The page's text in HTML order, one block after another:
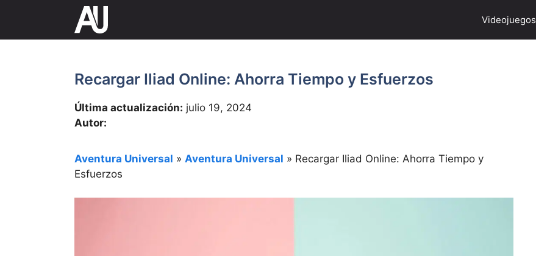
contenido
Videojuegos
Recargar Iliad Online: Ahorra Tiempo y Esfuerzos
Última actualización: julio 19, 2024
Autor:
Aventura Universal » Aventura Universal » Recargar Iliad Online: Ahorra Tiempo y
Esfuerzos